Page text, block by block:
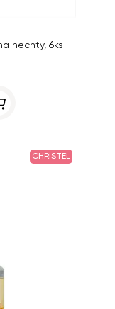
nechty, 6ks
CHRISTEL